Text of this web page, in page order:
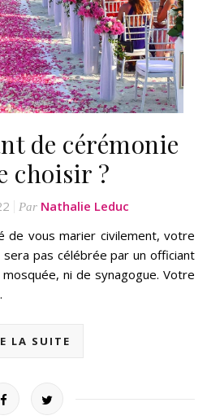
de cérémonie
choisir ?
Par Nathalie Leduc
de vous marier civilement, votre
pas célébrée par un officiant
ni de synagogue. Votre
LA SUITE